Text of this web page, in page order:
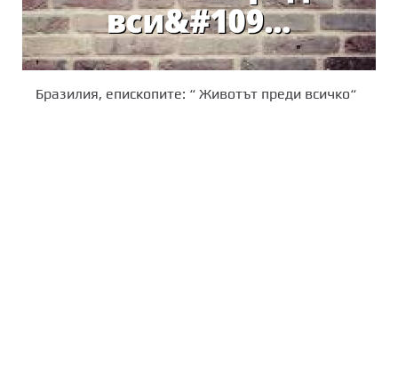
Бразилия, епископите: “ Животът преди всичко“